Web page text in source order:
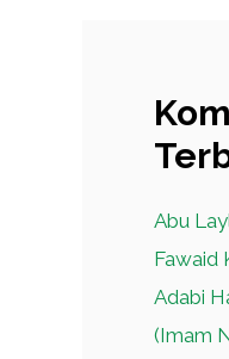
Abu
Fawaid
Adabi
(Imam